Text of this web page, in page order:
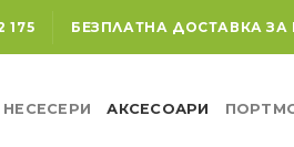
175 БЕЗПЛАТНА ДОСТАВКА
НЕСЕСЕРИ АКСЕСОАРИ